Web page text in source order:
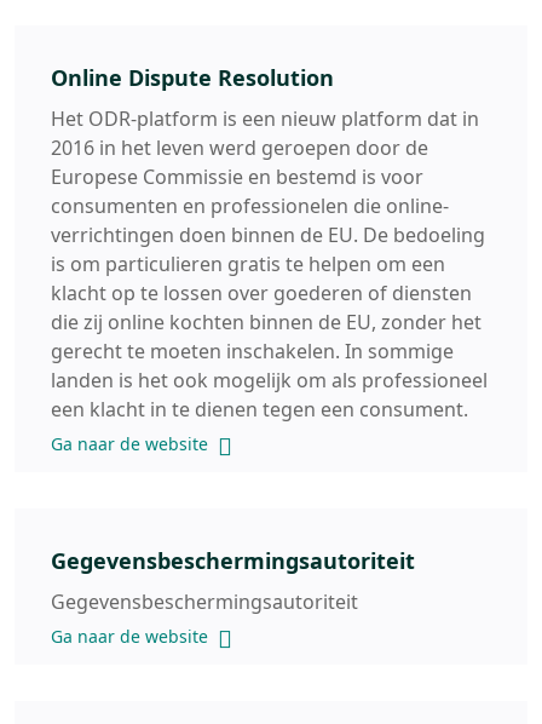
Online Dispute Resolution
Het ODR-platform is een nieuw platform dat in
2016 in het leven werd geroepen door de
Europese Commissie en bestemd is voor
consumenten en professionelen die online-
verrichtingen doen binnen de EU. De bedoeling
is om particulieren gratis te helpen om een
klacht op te lossen over goederen of diensten
die zij online kochten binnen de EU, zonder het
gerecht te moeten inschakelen. In sommige
landen is het ook mogelijk om als professioneel
een klacht in te dienen tegen een consument.
Ga naar de website
Gegevensbeschermingsautoriteit
Gegevensbeschermingsautoriteit
Ga naar de website